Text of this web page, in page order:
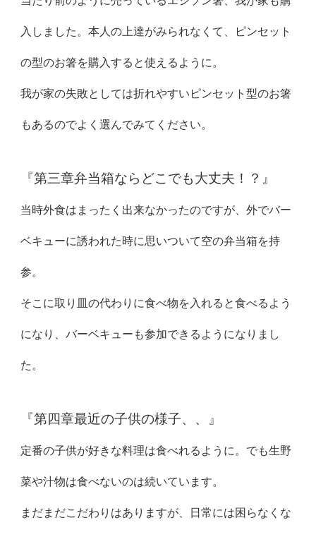
入しました。本人の上達がみられなくて、ピンセット
の型のお箸を購入すると使えるように。
我が家の失敗としては折れやすいピンセット型のお箸
もあるのでよく選んでみてください。
『第三章弁当箱ならどこでも大丈夫！？』
当時外食はまったく出来なかったのですが、外でバー
ベキューに誘われた時に思いついて空の弁当箱を持
参。
そこに取り皿の代わりに食べ物を入れると食べるよう
になり、バーベキューも参加できるようになりまし
た。
『第四章最近の子供の様子、、』
定番の子供が好きな料理は食べれるように。でも生野
菜や汁物は食べないのは続いています。
まだまだこだわりはありますが、日常には困らなくな